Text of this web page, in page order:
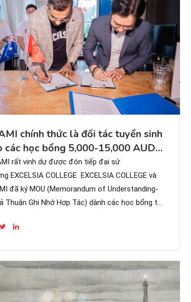
chính thức là đối tác tuyển sinh
các học bổng 5,000-15,000 AUD
âm nhạc tại Úc
rất vinh dự được đón tiếp đại sứ
EXCELSIA COLLEGE EXCELSIA COLLEGE và
đã ký MOU (Memorandum of Understanding-
Thuận Ghi Nhớ Hợp Tác) dành các học bổng từ
in Music và Master of Music (với các chuyên